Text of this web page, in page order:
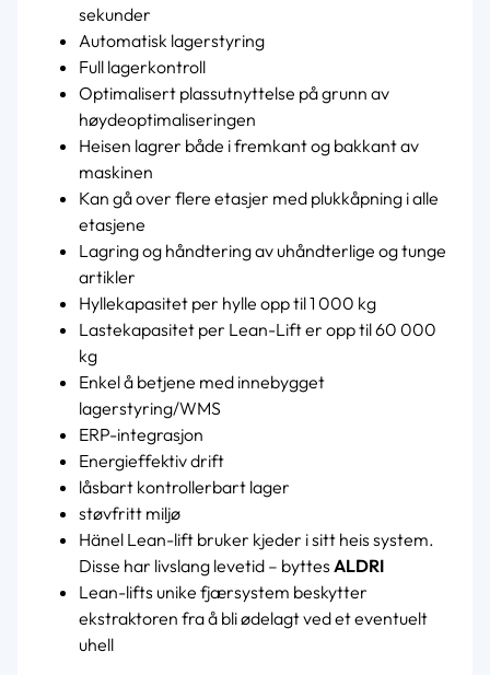
sekunder
Automatisk lagerstyring
Full lagerkontroll
Optimalisert plassutnyttelse på grunn av
høydeoptimaliseringen
Heisen lagrer både i fremkant og bakkant av
maskinen
Kan gå over flere etasjer med plukkåpning i alle
etasjene
Lagring og håndtering av uhåndterlige og tunge
artikler
Hyllekapasitet per hylle opp til 1 000 kg
Lastekapasitet per Lean-Lift er opp til 60 000
kg
Enkel å betjene med innebygget
lagerstyring/WMS
ERP-integrasjon
Energieffektiv drift
låsbart kontrollerbart lager
støvfritt miljø
Hänel Lean-lift bruker kjeder i sitt heis system.
Disse har livslang levetid – byttes ALDRI
Lean-lifts unike fjærsystem beskytter
ekstraktoren fra å bli ødelagt ved et eventuelt
uhell